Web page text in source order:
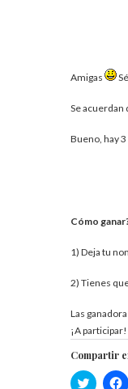
Amigas
Se acuerdan
Bueno, hay
Cómo
1) Deja tu
2) Tienes
Las
¡A
Compartir
Haz